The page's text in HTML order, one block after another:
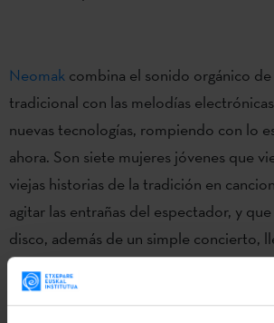
Neomak combina el sonido orgánico
tradicional con las melodías
nuevas tecnologías, rompiendo con lo
ahora. Son siete mujeres jóvenes que
viejas historias de la tradición en
agitar las entrañas del espectador, y
disco, además de un simple concierto,
espectáculo completo y una experiencia
grupo Neomak, que significa “lunas